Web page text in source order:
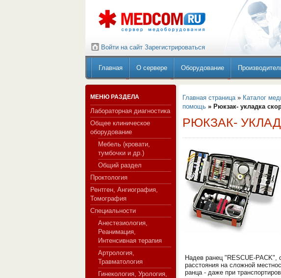
СЕРВЕР МЕДИЦИНСКОГО
Войти на сайт Зарегистрироваться
Главная О сервере Оборудование
МЕНЮ РАЗДЕЛА
Лабораторная диагностика
Общее клиническое
оборудование
Мебель (кровати,
тумбочки и др.)
Общий раздел
Проктология
Рентген, Ангиография,
Томография
Специальности
Анестезиология,
Реанимация,
Интенсивная терапия
Артрология,
Травматология
Гинекология, Урология,
Главная страница» Каталог
помощь » Рюкзак- укладка
РЮКЗАК-
Надев ранец "RESCUE-PACK",
расстояния на сложной
ранца - даже при